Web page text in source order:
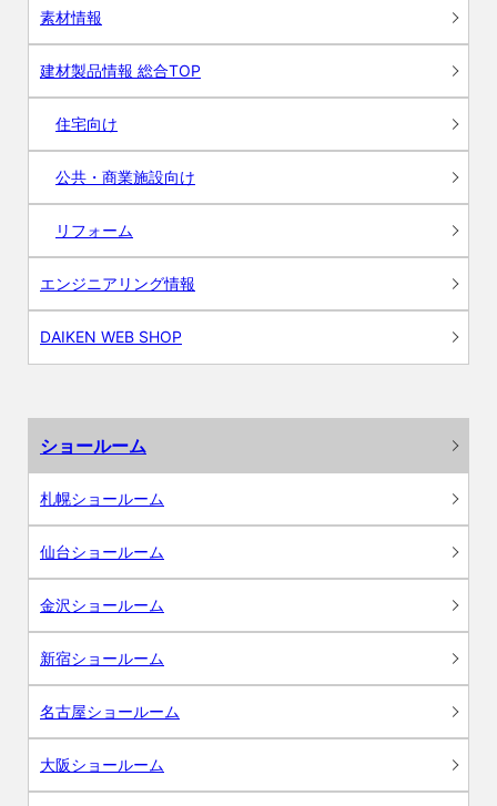
素材情報
建材製品情報 総合TOP
住宅向け
公共・商業施設向け
リフォーム
エンジニアリング情報
DAIKEN WEB SHOP
ショールーム
札幌ショールーム
仙台ショールーム
金沢ショールーム
新宿ショールーム
名古屋ショールーム
大阪ショールーム